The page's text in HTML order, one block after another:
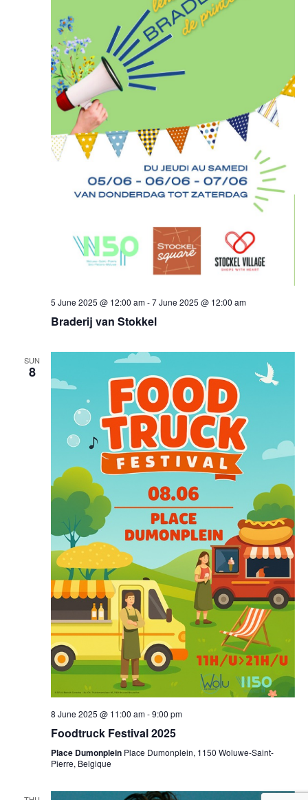
5 June 2025 @ 12:00 am-7 June 2025 @ 12:00 am
Braderij van Stokkel
SUN
8
8 June 2025 @ 11:00 am-9:00 pm
Foodtruck Festival 2025
Place Dumonplein Place Dumonplein, 1150 Woluwe-Saint-
Pierre, Belgique